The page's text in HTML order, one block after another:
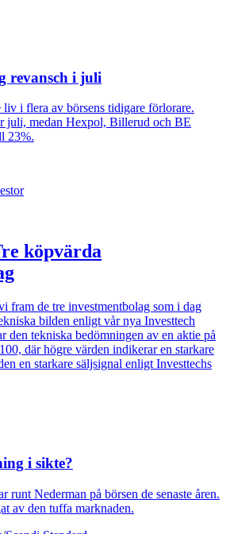
revansch i juli
i flera av börsens tidigare förlorare.
juli, medan Hexpol, Billerud och BE
23%.
köpvärda
fram de tre investmentbolag som i dag
bilden enligt vår nya Investtech
den tekniska bedömningen av en aktie på
där högre värden indikerar en starkare
en starkare säljsignal enligt Investtechs
i sikte?
runt Nederman på börsen de senaste åren.
av den tuffa marknaden.